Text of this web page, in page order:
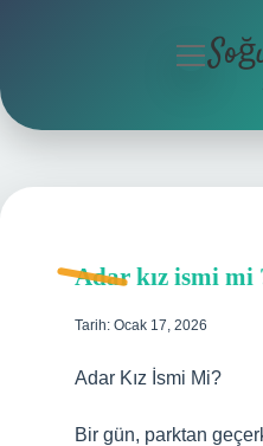
Hakkımızda
menüyü
Adar kız ismi mi
Tarih: Ocak 17, 2026
Adar Kız İsmi Mi?
Bir gün, parktan